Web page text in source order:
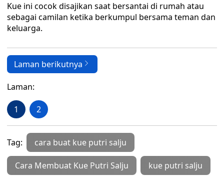
Kue ini cocok disajikan saat bersantai di rumah atau
sebagai camilan ketika berkumpul bersama teman dan
keluarga.
Laman berikutnya
Laman:
1 2
Tag: cara buat kue putri salju
Cara Membuat Kue Putri Salju kue putri salju